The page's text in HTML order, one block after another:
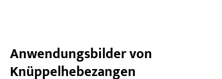
Anwendungsbilder von
Knüppelhebezangen